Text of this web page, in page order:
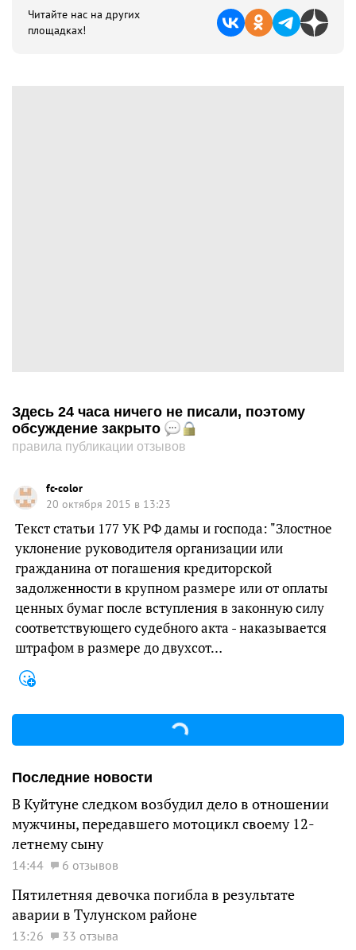
Читайте нас на других
площадках!
Здесь 24 часа ничего не писали, поэтому
обсуждение закрыто
правила публикации отзывов
fc-color
20 октября 2015 в 13:23
Текст статьи 177 УК РФ дамы и господа: "Злостное
уклонение руководителя организации или
гражданина от погашения кредиторской
задолженности в крупном размере или от оплаты
ценных бумаг после вступления в законную силу
соответствующего судебного акта - наказывается
штрафом в размере до двухсот…
Последние новости
В Куйтуне следком возбудил дело в отношении
мужчины, передавшего мотоцикл своему 12-
летнему сыну
14:44 6 отзывов
Пятилетняя девочка погибла в результате
аварии в Тулунском районе
13:26 33 отзыва